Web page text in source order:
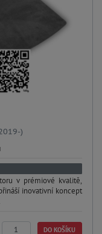
)
v prémiové kvalitě,
inovativní koncept
DO KOŠÍKU